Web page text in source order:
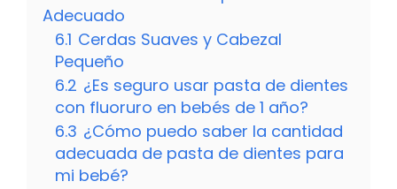
Adecuado
6.1 Cerdas Suaves y Cabezal
Pequeño
6.2 ¿Es seguro usar pasta de dientes
con fluoruro en bebés de 1 año?
6.3 ¿Cómo puedo saber la cantidad
adecuada de pasta de dientes para
mi bebé?